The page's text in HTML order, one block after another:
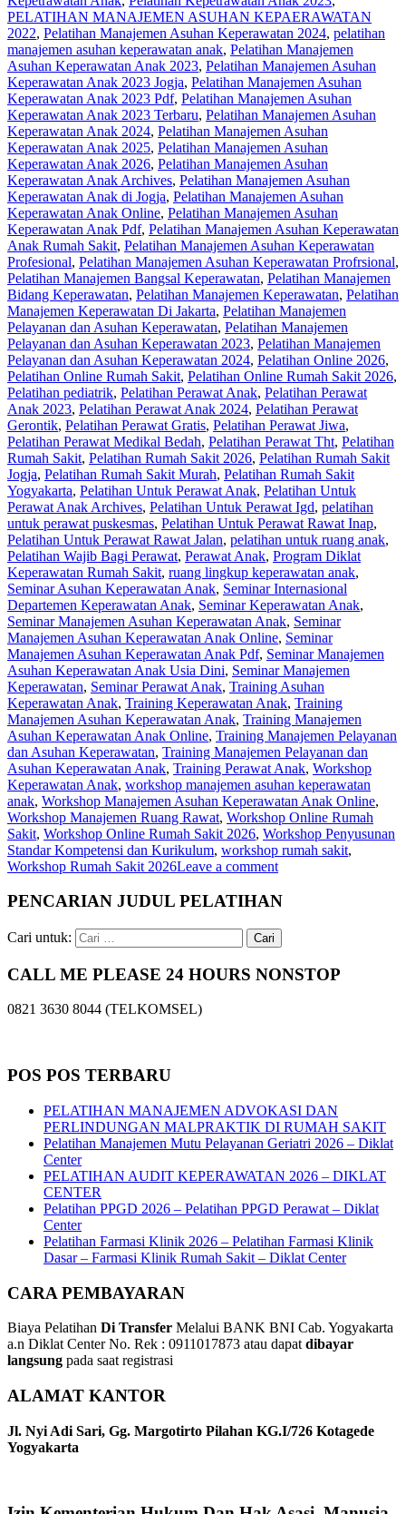
PELATIHAN MANAJEMEN ASUHAN KEPAERAWATAN
2022, Pelatihan Manajemen Asuhan Keperawatan 2024, pelatihan
manajemen asuhan keperawatan anak, Pelatihan Manajemen
Asuhan Keperawatan Anak 2023, Pelatihan Manajemen Asuhan
Keperawatan Anak 2023 Jogja, Pelatihan Manajemen Asuhan
Keperawatan Anak 2023 Pdf, Pelatihan Manajemen Asuhan
Keperawatan Anak 2023 Terbaru, Pelatihan Manajemen Asuhan
Keperawatan Anak 2024, Pelatihan Manajemen Asuhan
Keperawatan Anak 2025, Pelatihan Manajemen Asuhan
Keperawatan Anak 2026, Pelatihan Manajemen Asuhan
Keperawatan Anak Archives, Pelatihan Manajemen Asuhan
Keperawatan Anak di Jogja, Pelatihan Manajemen Asuhan
Keperawatan Anak Online, Pelatihan Manajemen Asuhan
Keperawatan Anak Pdf, Pelatihan Manajemen Asuhan Keperawatan
Anak Rumah Sakit, Pelatihan Manajemen Asuhan Keperawatan
Profesional, Pelatihan Manajemen Asuhan Keperawatan Profrsional,
Pelatihan Manajemen Bangsal Keperawatan, Pelatihan Manajemen
Bidang Keperawatan, Pelatihan Manajemen Keperawatan, Pelatihan
Manajemen Keperawatan Di Jakarta, Pelatihan Manajemen
Pelayanan dan Asuhan Keperawatan, Pelatihan Manajemen
Pelayanan dan Asuhan Keperawatan‎ 2023, Pelatihan Manajemen
Pelayanan dan Asuhan Keperawatan‎ 2024, Pelatihan Online 2026,
Pelatihan Online Rumah Sakit, Pelatihan Online Rumah Sakit 2026,
Pelatihan pediatrik, Pelatihan Perawat Anak, Pelatihan Perawat
Anak 2023, Pelatihan Perawat Anak 2024, Pelatihan Perawat
Gerontik, Pelatihan Perawat Gratis, Pelatihan Perawat Jiwa,
Pelatihan Perawat Medikal Bedah, Pelatihan Perawat Tht, Pelatihan
Rumah Sakit, Pelatihan Rumah Sakit 2026, Pelatihan Rumah Sakit
Jogja, Pelatihan Rumah Sakit Murah, Pelatihan Rumah Sakit
Yogyakarta, Pelatihan Untuk Perawat Anak, Pelatihan Untuk
Perawat Anak Archives, Pelatihan Untuk Perawat Igd, pelatihan
untuk perawat puskesmas, Pelatihan Untuk Perawat Rawat Inap,
Pelatihan Untuk Perawat Rawat Jalan, pelatihan untuk ruang anak,
Pelatihan Wajib Bagi Perawat, Perawat Anak, Program Diklat
Keperawatan Rumah Sakit, ruang lingkup keperawatan anak,
Seminar Asuhan Keperawatan Anak, Seminar Internasional
Departemen Keperawatan Anak, Seminar Keperawatan Anak,
Seminar Manajemen Asuhan Keperawatan Anak, Seminar
Manajemen Asuhan Keperawatan Anak Online, Seminar
Manajemen Asuhan Keperawatan Anak Pdf, Seminar Manajemen
Asuhan Keperawatan Anak Usia Dini, Seminar Manajemen
Keperawatan, Seminar Perawat Anak, Training Asuhan
Keperawatan Anak, Training Keperawatan Anak, Training
Manajemen Asuhan Keperawatan Anak, Training Manajemen
Asuhan Keperawatan Anak Online, Training Manajemen Pelayanan
dan Asuhan Keperawatan, Training Manajemen Pelayanan dan
Asuhan Keperawatan Anak, Training Perawat Anak, Workshop
Keperawatan Anak, workshop manajemen asuhan keperawatan
anak, Workshop Manajemen Asuhan Keperawatan Anak Online,
Workshop Manajemen Ruang Rawat, Workshop Online Rumah
Sakit, Workshop Online Rumah Sakit 2026, Workshop Penyusunan
Standar Kompetensi dan Kurikulum, workshop rumah sakit,
Workshop Rumah Sakit 2026Leave a comment
PENCARIAN JUDUL PELATIHAN
Cari untuk:
CALL ME PLEASE 24 HOURS NONSTOP
0821 3630 8044 (TELKOMSEL)
POS POS TERBARU
PELATIHAN MANAJEMEN ADVOKASI DAN
PERLINDUNGAN MALPRAKTIK DI RUMAH SAKIT
Pelatihan Manajemen Mutu Pelayanan Geriatri 2026 – Diklat
Center
PELATIHAN AUDIT KEPERAWATAN 2026 – DIKLAT
CENTER
Pelatihan PPGD 2026 – Pelatihan PPGD Perawat – Diklat
Center
Pelatihan Farmasi Klinik 2026 – Pelatihan Farmasi Klinik
Dasar – Farmasi Klinik Rumah Sakit – Diklat Center
CARA PEMBAYARAN
Biaya Pelatihan Di Transfer Melalui BANK BNI Cab. Yogyakarta
a.n Diklat Center No. Rek : 0911017873 atau dapat dibayar
langsung pada saat registrasi
ALAMAT KANTOR
Jl. Nyi Adi Sari, Gg. Margotirto Pilahan KG.I/726 Kotagede
Yogyakarta